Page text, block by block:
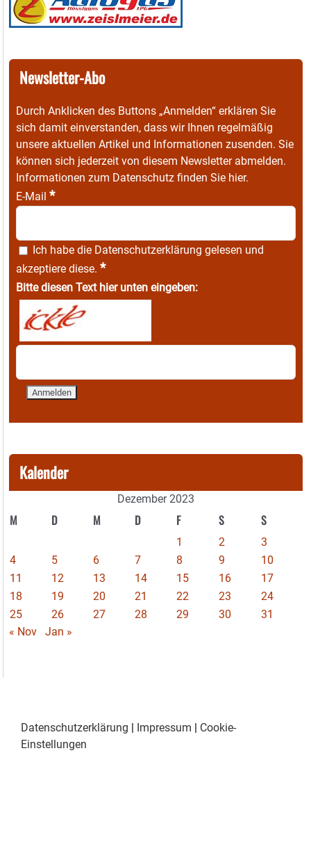
Newsletter-Abo
Durch Anklicken des Buttons „Anmelden“ erklären Sie
sich damit einverstanden, dass wir Ihnen regelmäßig
unsere aktuellen Artikel und Informationen zusenden. Sie
können sich jederzeit von diesem Newsletter abmelden.
Informationen zum Datenschutz finden Sie hier.
E-Mail *
Ich habe die Datenschutzerklärung gelesen und
akzeptiere diese. *
Bitte diesen Text hier unten eingeben:
Kalender
Dezember 2023
M D M D F S S
1 2
3
4
5 6 7 8 9
10
11
12 13 14 15 16
17
18
19 20 21 22 23
24
25
26 27 28 29 30
31
« Nov
Jan »
Datenschutzerklärung | Impressum | Cookie-
Einstellungen